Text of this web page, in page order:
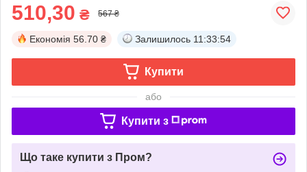
510,30 ₴ 567 ₴
Економія 56.70 ₴ Залишилось 11:33:53
Купити
або
Купити з
Що таке купити з Пром?